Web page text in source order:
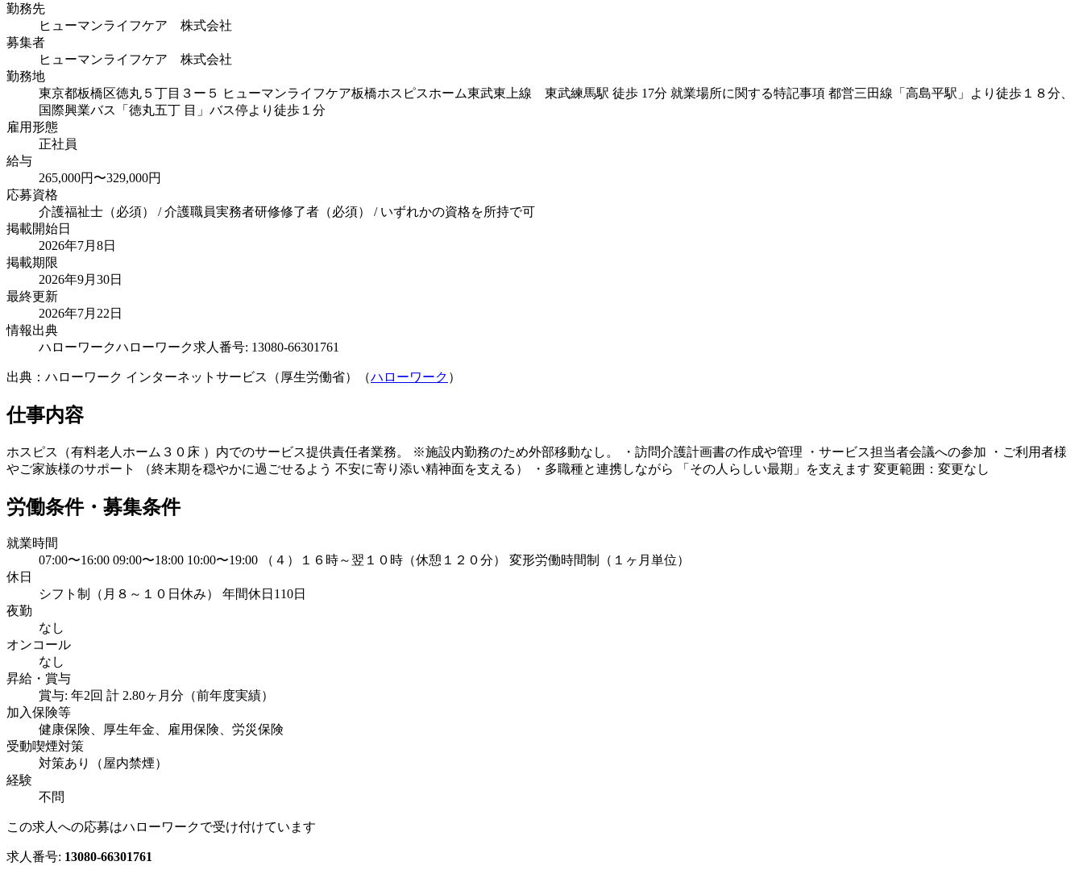
勤務先
ヒューマンライフケア 株式会社
募集者
ヒューマンライフケア 株式会社
勤務地
東京都板橋区徳丸５丁目３ー５ ヒューマンライフケア板橋ホスピスホーム東武東上線 東武練馬駅 徒歩 17分 就業場所に関する特記事項 都営三田線「高島平駅」より徒歩１８分、
国際興業バス「徳丸五丁 目」バス停より徒歩１分
雇用形態
正社員
給与
265,000円〜329,000円
応募資格
介護福祉士（必須） / 介護職員実務者研修修了者（必須） / いずれかの資格を所持で可
掲載開始日
2026年7月8日
掲載期限
2026年9月30日
最終更新
2026年7月22日
情報出典
ハローワークハローワーク求人番号: 13080-66301761
出典：ハローワーク インターネットサービス（厚生労働省）（ハローワーク ）
仕事内容
ホスピス（有料老人ホーム３０床 ）内でのサービス提供責任者業務。 ※施設内勤務のため外部移動なし。 ・訪問介護計画書の作成や管理 ・サービス担当者会議への参加 ・ご利用者様
やご家族様のサポート （終末期を穏やかに過ごせるよう 不安に寄り添い精神面を支える） ・多職種と連携しながら 「その人らしい最期」を支えます 変更範囲：変更なし
労働条件・募集条件
就業時間
07:00〜16:00 09:00〜18:00 10:00〜19:00 （４）１６時～翌１０時（休憩１２０分） 変形労働時間制（１ヶ月単位）
休日
シフト制（月８～１０日休み） 年間休日110日
夜勤
なし
オンコール
なし
昇給・賞与
賞与: 年2回 計 2.80ヶ月分（前年度実績）
加入保険等
健康保険、厚生年金、雇用保険、労災保険
受動喫煙対策
対策あり（屋内禁煙）
経験
不問
この求人への応募はハローワークで受け付けています
求人番号: 13080-66301761